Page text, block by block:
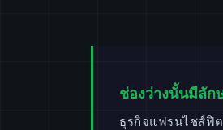
ช่องว่างนั้นมีลั
ธุรกิจแฟรนไชส์ฟิต